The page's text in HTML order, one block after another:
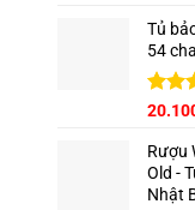
Tủ
54
Được
5 sao
Giá
là:
Rượu
Old -
Nhật